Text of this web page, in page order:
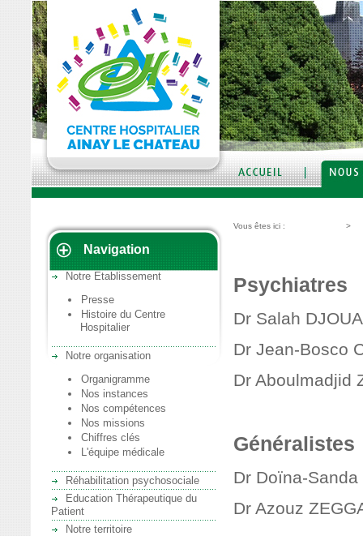
Navigation
Notre Etablissement
Presse
Histoire du Centre
Hospitalier
Notre organisation
Organigramme
Nos instances
Nos compétences
Nos missions
Chiffres clés
L'équipe médicale
Réhabilitation psychosociale
Education Thérapeutique du
Patient
Notre territoire
Vous êtes ici : >
Psychiatres
Dr Salah
Dr Jean-Bosco
Dr Aboulmadjid
Généralistes
Dr Doïna-
Dr Azouz